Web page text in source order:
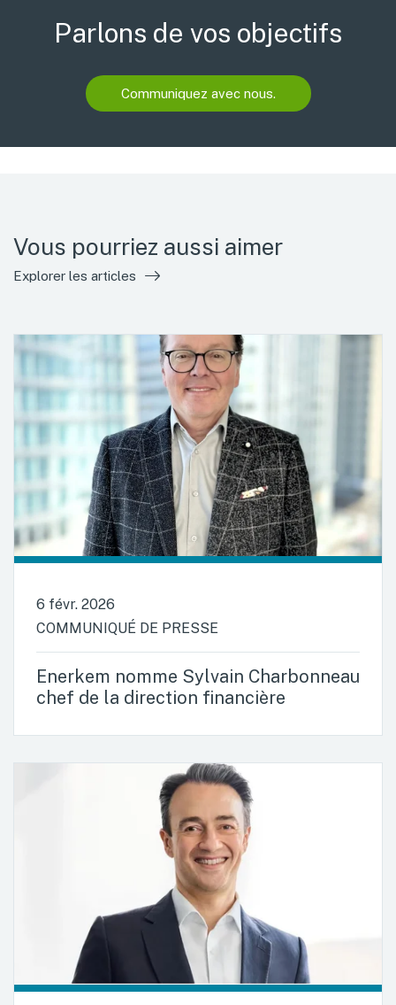
Parlons de vos objectifs
Communiquez avec nous.
Vous pourriez aussi aimer
Explorer les articles
6 févr. 2026
COMMUNIQUÉ DE PRESSE
Enerkem nomme Sylvain Charbonneau
chef de la direction financière